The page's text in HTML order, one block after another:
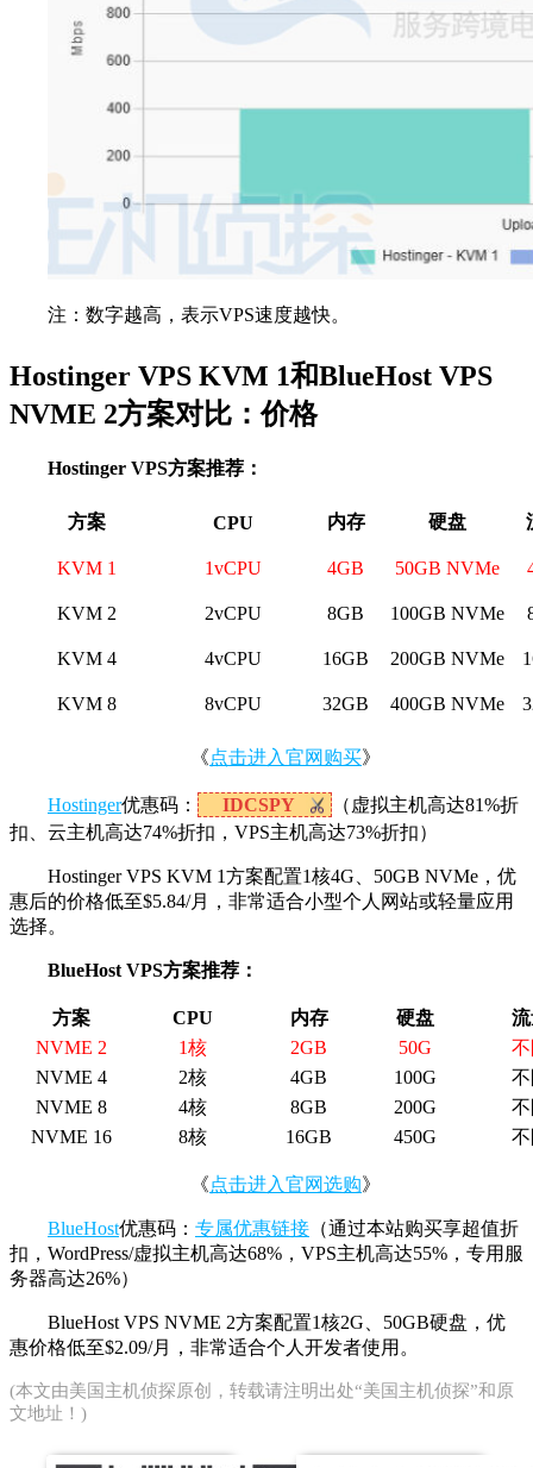
注：数字越高，表示VPS速度越快。
Hostinger VPS KVM 1和BlueHost VPS
NVME 2方案对比：价格
Hostinger VPS方案推荐：
方案 CPU 内存 硬盘
KVM 1 1vCPU 4GB 50GB NVMe
KVM 2 2vCPU 8GB 100GB NVMe
KVM 4 4vCPU 16GB 200GB NVMe
KVM 8 8vCPU 32GB 400GB NVMe
《点击进入官网购买》
Hostinger优惠码： IDCSPY
（虚拟主机高达81%折
扣、云主机高达74%折扣，VPS主机高达73%折扣）
Hostinger VPS KVM 1方案配置1核4G、50GB NVMe，优
惠后的价格低至$5.84/月，非常适合小型个人网站或轻量应用
选择。
BlueHost VPS方案推荐：
方案 CPU 内存 硬盘
NVME 2
1核 2GB 50G
NVME 4
2核 4GB 100G
NVME 8
4核 8GB 200G
NVME 16
8核 16GB 450G
《点击进入官网选购》
BlueHost优惠码： 专属优惠链接 （通过本站购买享超值折
扣，WordPress/虚拟主机高达68%，VPS主机高达55%，专用服
务器高达26%）
BlueHost VPS NVME 2方案配置1核2G、50GB硬盘，优
惠价格低至$2.09/月，非常适合个人开发者使用。
(本文由美国主机侦探原创，转载请注明出处“美国主机侦探”和原
文地址！)